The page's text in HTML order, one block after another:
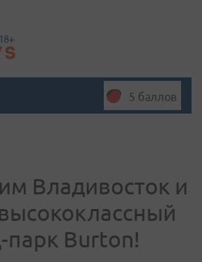
5 баллов
Владивосток и
парк Burton!